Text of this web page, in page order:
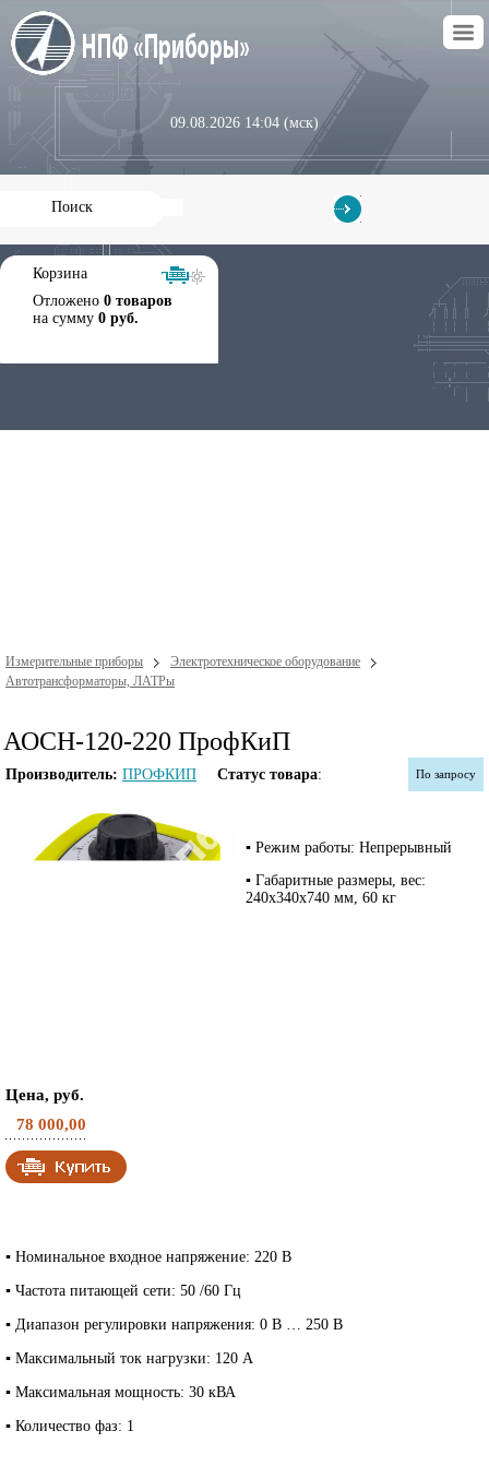
09.08.2026 14:04 (мск)
Корзина
Отложено 0 товаров
на сумму 0 руб.
Измерительные приборы
Электротехническое оборудование
Автотрансформаторы, ЛАТРы
АОСН-120-220 ПрофКиП
Производитель: ПРОФКИП Статус товара: По запросу
▪ Режим работы: Непрерывный
▪ Габаритные размеры, вес:
240х340х740 мм, 60 кг
Цена, руб.
78 000,00
▪ Номинальное входное напряжение: 220 В
▪ Частота питающей сети: 50 /60 Гц
▪ Диапазон регулировки напряжения: 0 В … 250 В
▪ Максимальный ток нагрузки: 120 А
▪ Максимальная мощность: 30 кВА
▪ Количество фаз: 1